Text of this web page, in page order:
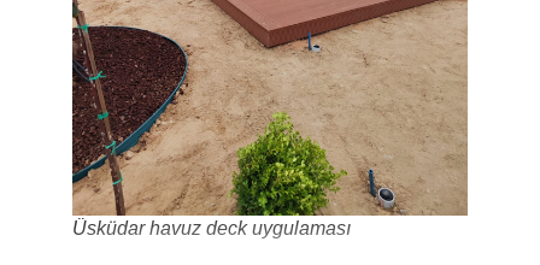
Üsküdar havuz deck uygulaması